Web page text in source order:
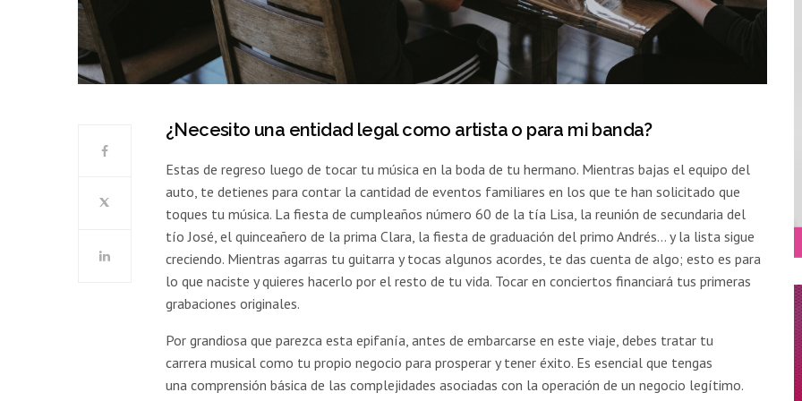
¿Necesito una entidad legal como artista o para mi banda?
Estas de regreso luego de tocar tu música en la boda de tu hermano. Mientras bajas el equipo del
auto, te detienes para contar la cantidad de eventos familiares en los que te han solicitado que
toques tu música. La fiesta de cumpleaños número 60 de la tía Lisa, la reunión de secundaria del
tío José, el quinceañero de la prima Clara, la fiesta de graduación del primo Andrés… y la lista sigue
creciendo. Mientras agarras tu guitarra y tocas algunos acordes, te das cuenta de algo; esto es para
lo que naciste y quieres hacerlo por el resto de tu vida. Tocar en conciertos financiará tus primeras
grabaciones originales.
Por grandiosa que parezca esta epifanía, antes de embarcarse en este viaje, debes tratar tu
carrera musical como tu propio negocio para prosperar y tener éxito. Es esencial que tengas
una comprensión básica de las complejidades asociadas con la operación de un negocio legítimo.